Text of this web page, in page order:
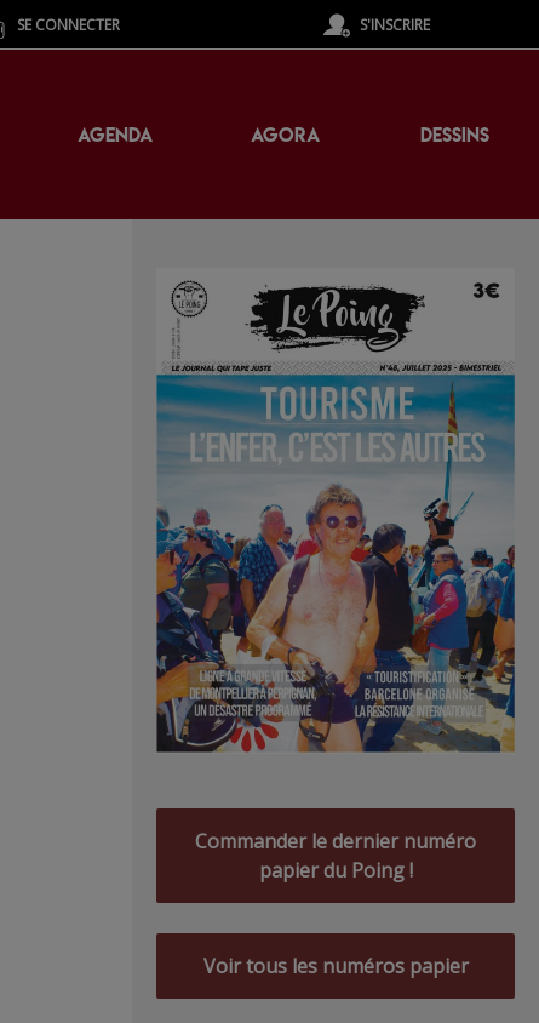
SE CONNECTER S'INSCRIRE
AGENDA AGORA DESSINS
Commander le dernier numéro
papier du Poing !
Voir tous les numéros papier